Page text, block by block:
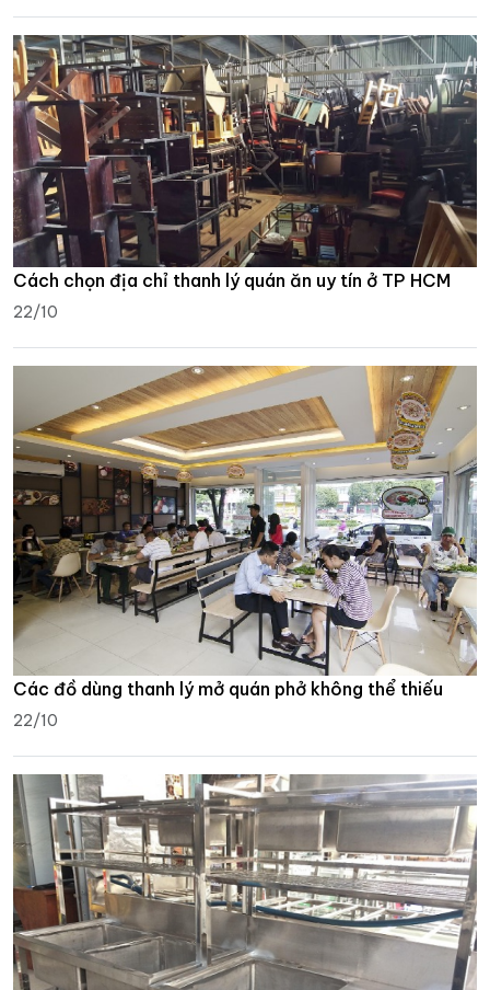
Cách chọn địa chỉ thanh lý quán ăn uy tín ở TP HCM
22/10
Các đồ dùng thanh lý mở quán phở không thể thiếu
22/10